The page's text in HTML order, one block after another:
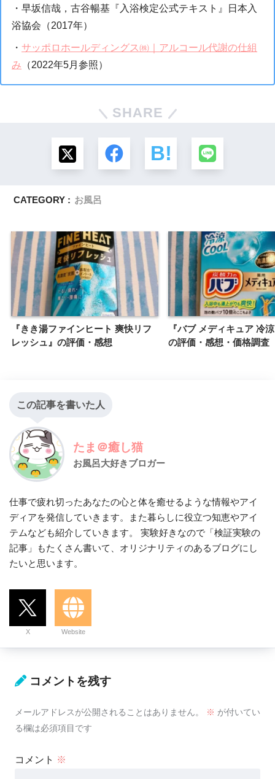
・早坂信哉，古谷暢基『入浴検定公式テキスト』日本入
浴協会（2017年）
・サッポロホールディングス㈱｜アルコール代謝の仕組
み （2022年5月参照）
SHARE
CATEGORY : お風呂
『きき湯ファインヒート 爽快リフ
レッシュ』の評価・感想
『バブ メディキュア 冷
の評価・感想・価格調査
この記事を書いた人
たま＠癒し猫
お風呂大好きブロガー
仕事で疲れ切ったあなたの心と体を癒せるような情報やアイ
ディアを発信していきます。また暮らしに役立つ知恵やアイ
テムなども紹介していきます。 実験好きなので「検証実験の
記事」もたくさん書いて、オリジナリティのあるブログにし
たいと思います。
X Website
コメントを残す
メールアドレスが公開されることはありません。 ※ が付いてい
る欄は必須項目です
コメント ※